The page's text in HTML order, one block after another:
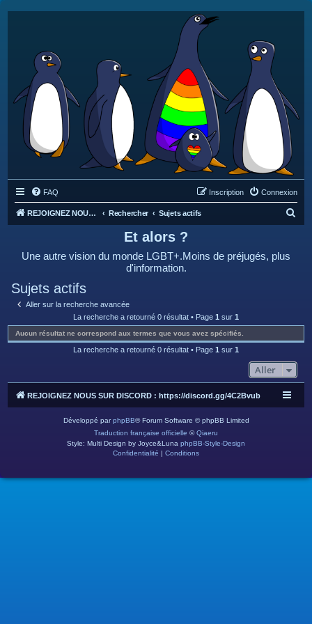
FAQ Connexion
Inscription
REJOIGNEZ NOUS SUR DISCORD : https://discord.gg/4C2Bvub Rechercher Sujets actifs
r
Et alors ?
Une autre vision du monde LGBT+.Moins de préjugés, plus
d'information.
Sujets actifs
Aller sur la recherche avancée
La recherche a retourné 0 résultat • Page 1 sur 1
Aucun résultat ne correspond aux termes que vous avez spécifiés.
La recherche a retourné 0 résultat • Page 1 sur 1
Aller
REJOIGNEZ NOUS SUR DISCORD : https://discord.gg/4C2Bvub
Développé parphpBB® Forum Software © phpBB Limited
Traduction française officielle ©Qiaeru
Style: Multi Design by Joyce&Luna phpBB-Style-Design
Confidentialité
Conditions